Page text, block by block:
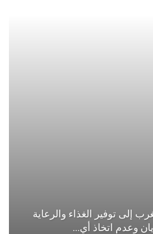
إلى توفير الغذاء والرعاية
وعدم اتخاذ أي…